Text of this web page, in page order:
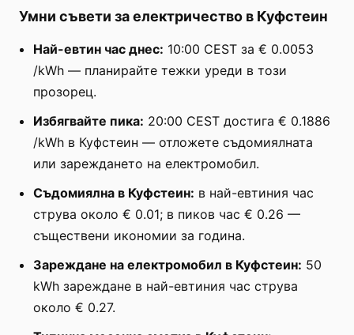
Умни съвети за електричество в Куфстеин
Най-евтин час днес: 10:00 CEST за € 0.0053
/kWh — планирайте тежки уреди в този
прозорец.
Избягвайте пика: 20:00 CEST достига € 0.1886
/kWh в Куфстеин — отложете съдомиялната
или зареждането на електромобил.
Съдомиялна в Куфстеин: в най-евтиния час
струва около € 0.01; в пиков час € 0.26 —
съществени икономии за година.
Зареждане на електромобил в Куфстеин: 50
kWh зареждане в най-евтиния час струва
около € 0.27.